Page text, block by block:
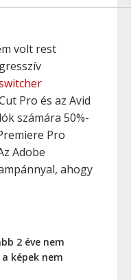
volt rest
Pro és az Avid
számára 50%-
Pro
Adobe
ahogy
2 éve nem
képek nem